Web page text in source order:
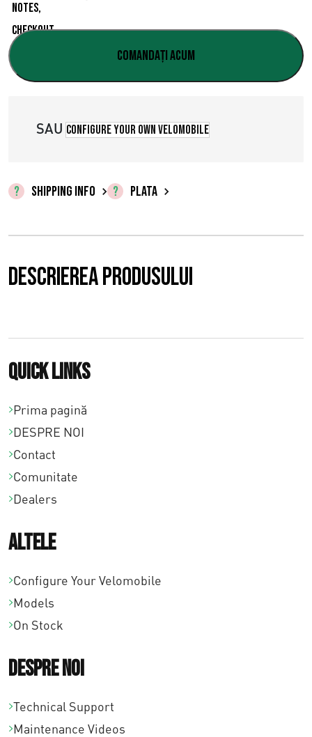
r
:
0
0
0
Comandați acum
SAU Configure your own velomobile
SHIPPING INFO PLATA
Descrierea produsului
Quick links
Prima pagină
DESPRE NOI
Contact
Comunitate
Dealers
Altele
Configure Your Velomobile
Models
On Stock
Despre noi
Technical Support
Maintenance Videos